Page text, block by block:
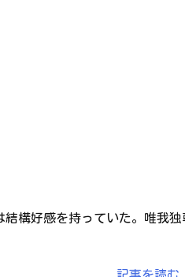
結構好感を持っていた。唯我